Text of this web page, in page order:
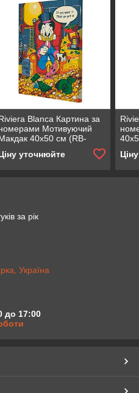
Blanca Картина за
Мотивуючий
40x50 см (RB-
уточнюйте
за рік
Україна
до 17:00